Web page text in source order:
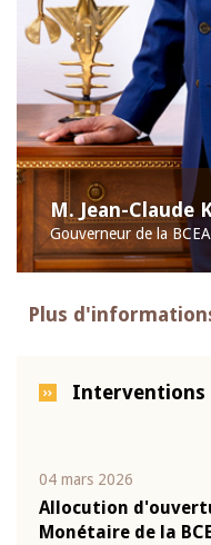
M. Jean-Claude
Gouverneur de la
Plus
Interventions
04 mars 2026
Allocution
Monétaire de la